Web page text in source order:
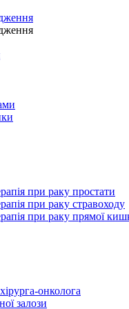
при раку простати
при раку стравоходу
при раку прямої
онколога
залози